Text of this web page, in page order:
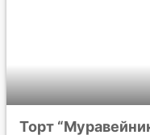
Торт